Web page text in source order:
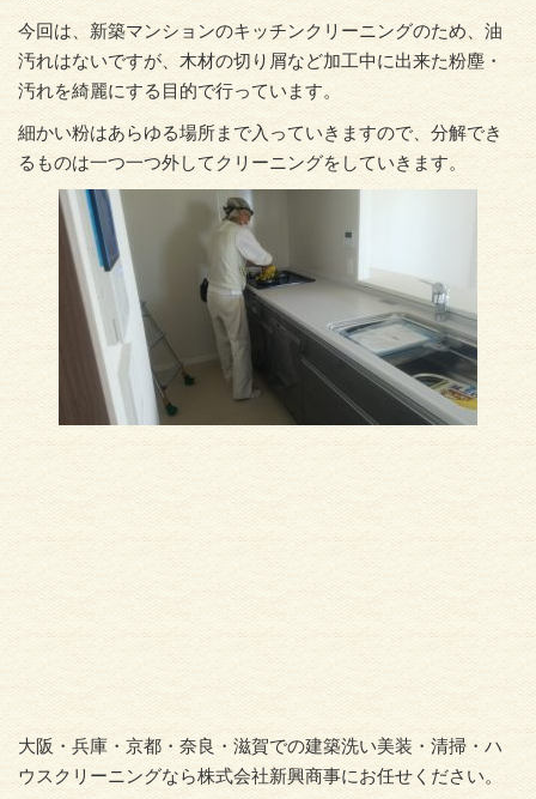
今回は、新築マンションのキッチンクリーニングのため、油
汚れはないですが、木材の切り屑など加工中に出来た粉塵・
汚れを綺麗にする目的で行っています。
細かい粉はあらゆる場所まで入っていきますので、分解でき
るものは一つ一つ外してクリーニングをしていきます。
大阪・兵庫・京都・奈良・滋賀での建築洗い美装・清掃・ハ
ウスクリーニングなら株式会社新興商事にお任せください。